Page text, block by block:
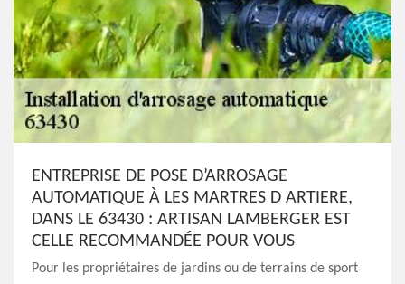
ENTREPRISE DE POSE D’ARROSAGE
AUTOMATIQUE À LES MARTRES D ARTIERE,
DANS LE 63430 : ARTISAN LAMBERGER EST
CELLE RECOMMANDÉE POUR VOUS
Pour les propriétaires de jardins ou de terrains de sport